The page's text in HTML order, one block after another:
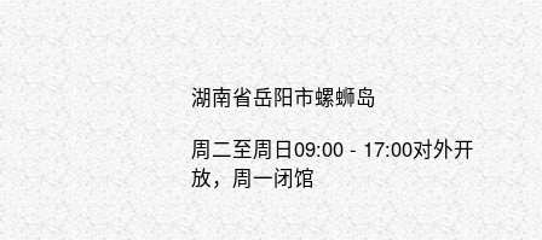
副主席兼秘书长
胡紫桂 ，中国书协理事、湖南省书协副主席 崔向
，广东省书法家协会副主席、广州美术学院教授 王忠勇
，中国
艺术研究院中国书法院教授、博士生导师萧文飞，湖南省残联理
事会理事、二级巡视员
侯定旺，北京大学社会科学部党支部副书
记 李净 ， 湖南省书协副主席、中南大学教授 罗红胜，湖南省书协
主席团成员、长沙市书法家协会主席陈阳静
，湖南第一师范学院
教授、湖南师大书法研究生导师
苏美华 ，邵阳学院文学院书记 黄
湖南省岳阳市螺蛳岛
周二至周日09:00 - 17:00对外开
放，周一闭馆